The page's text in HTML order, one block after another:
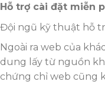
Hỗ trợ cài đặt miễn
Đội ngũ kỹ thuật hỗ
Ngoài ra web của
dung lấy từ nguồn
chứng chỉ web cũng